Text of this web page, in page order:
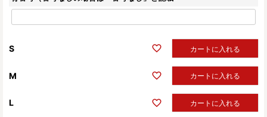
(
必
S カートに入れる
M カートに入れる
L カートに入れる